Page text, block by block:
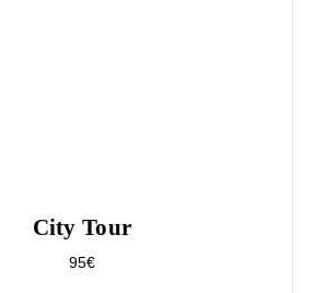
City Tour
95€